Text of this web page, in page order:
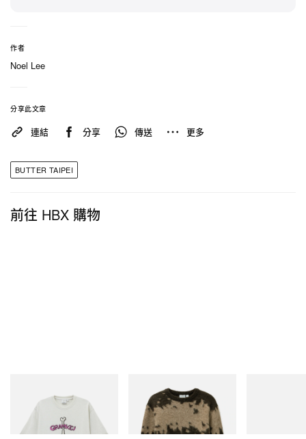
地點：Sitdown Taipei（台北市大安區大安路一段 80
號 B1）
場票 $900
作者
Noel Lee
分享此文章
連結 分享 傳送 更多
BUTTER TAIPEI
前往 HBX 購物
Bone Tee Pigment Dyed
立即購入
Mohair Splatter Sweater
立即購入